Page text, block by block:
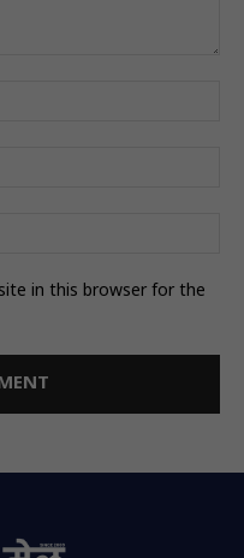
in this browser for the